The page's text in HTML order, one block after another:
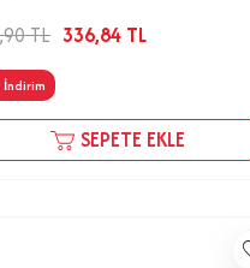
TL 336,84 TL
İndirim
SEPETE EKLE